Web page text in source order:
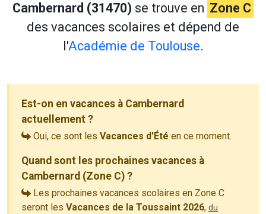
Cambernard (31470) se trouve en Zone C
des vacances scolaires et dépend de
l'Académie de Toulouse.
Est-on en vacances à Cambernard
actuellement ?
Oui, ce sont les Vacances d'Été en ce moment.
Quand sont les prochaines vacances à
Cambernard (Zone C) ?
Les prochaines vacances scolaires en Zone C
seront les Vacances de la Toussaint 2026, du